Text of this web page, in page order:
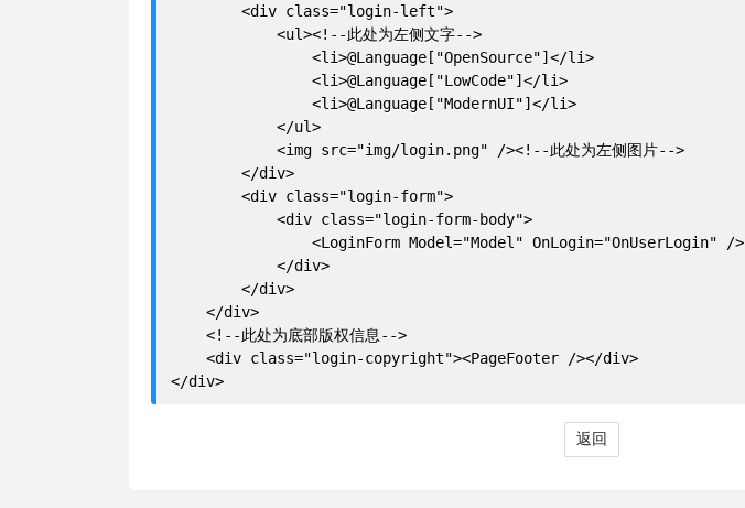
        <div class="login-left">
            <ul><!--此处为左侧文字-->
                <li>@Language["OpenSource"]</li>
                <li>@Language["LowCode"]</li>
                <li>@Language["ModernUI"]</li>
            </ul>
            <img src="img/login.png" /><!--此处为左侧图片-->
        </div>
        <div class="login-form">
            <div class="login-form-body">
                <LoginForm Model="Model" OnLogin="OnUserLogin" />
            </div>
        </div>
    </div>
    <!--此处为底部版权信息-->
    <div class="login-copyright"><PageFooter /></div>
</div>
返回